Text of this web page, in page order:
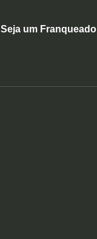
Seja um Franqueado